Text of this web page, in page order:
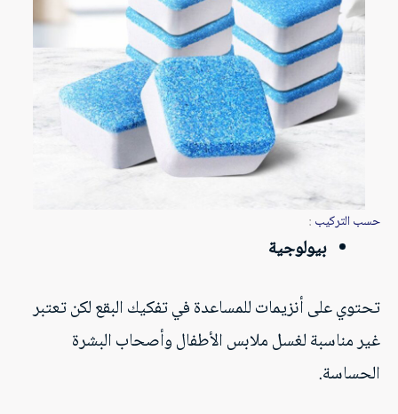
حسب التركيب :
بيولوجية
تحتوي على أنزيمات للمساعدة في تفكيك البقع لكن تعتبر
غير مناسبة لغسل ملابس الأطفال وأصحاب البشرة
الحساسة.